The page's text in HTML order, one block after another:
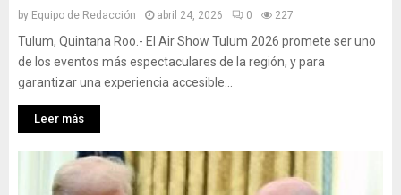
by Equipo de Redacción abril 24, 2026 0 227
Tulum, Quintana Roo.- El Air Show Tulum 2026 promete ser uno
de los eventos más espectaculares de la región, y para
garantizar una experiencia accesible...
Leer más